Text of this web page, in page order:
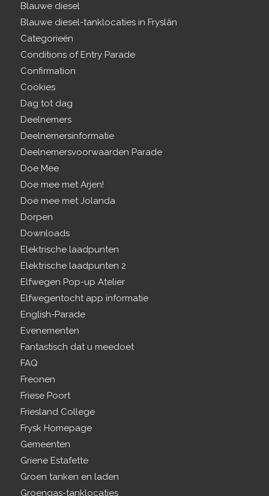
Blauwe diesel
Blauwe diesel-tanklocaties in Fryslân
Categorieën
Conditions of Entry Parade
Confirmation
Cookies
Dag tot dag
Deelnemers
Deelnemersinformatie
Deelnemersvoorwaarden Parade
Doe Mee
Doe mee met Arjen!
Doe mee met Jolanda
Dorpen
Downloads
Elektrische laadpunten
Elektrische laadpunten 2
Elfwegen Pop-up Atelier
Elfwegentocht app informatie
English-Parade
Evenementen
Fantastisch dat u meedoet
FAQ
Freonen
Friese Poort
Friesland College
Frysk Homepage
Gemeenten
Griene Estafette
Groen tanken en laden
Groengas-tanklocaties